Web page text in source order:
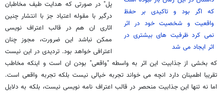
که اگر بود و تاکیدی بر حفظ
واقعیت و شخصیت خود در اثر
نمی کرد ظرفیت های بیشتری در
اثر ایجاد می شد
پل" در صورتی که هدایت طیف مخاطبان
درگیر با مقوله اعتیاد جز با انتشار چنین
اثاری ان هم در قالب اعتراف نویسی
ممکن نباشد این ضرورت، مجوز چنان
اعترافی خواهد بود. تردیدی در این نیست
که بخشی از جذابیت این اثر به واسطه "واقعی" بودن ان است و اینکه مخاطب
تقریبا اطمینان دارد انچه می خواند تجربه خیالی نیست بلکه تجربه واقعی است.
اما نه تنها این جذابیت منحصر در قالب اعتراف نامه نویسی نیست، بلکه به دلایل